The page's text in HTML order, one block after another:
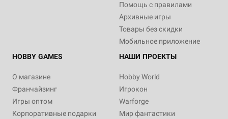
Помощь с правилами
Архивные игры
Товары без скидки
Мобильное приложение
HOBBY GAMES
О магазине
Франчайзинг
Игры оптом
Корпоративные подарки
НАШИ ПРОЕКТЫ
Hobby World
Игрокон
Warforge
Мир фантастики